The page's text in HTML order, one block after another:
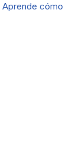
Aprende cómo